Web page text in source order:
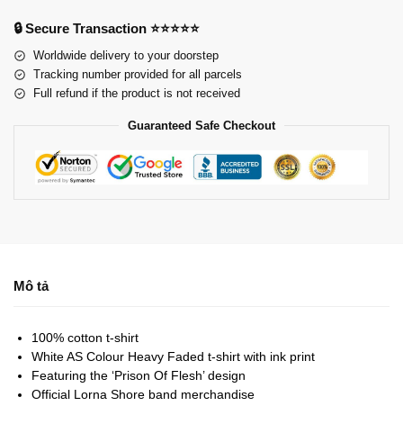
🔒 Secure Transaction ⭐⭐⭐⭐⭐
Worldwide delivery to your doorstep
Tracking number provided for all parcels
Full refund if the product is not received
Guaranteed Safe Checkout
Mô tả
100% cotton t-shirt
White AS Colour Heavy Faded t-shirt with ink print
Featuring the ‘Prison Of Flesh’ design
Official Lorna Shore band merchandise